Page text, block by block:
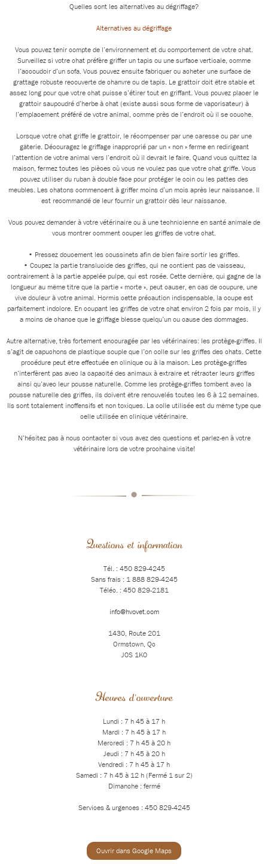
Quelles sont les alternatives au dégriffage?
Alternatives au dégriffage
Vous pouvez tenir compte de l’environnement et du comportement de votre chat.
Surveillez si votre chat préfère griffer un tapis ou une surface verticale, comme
l’accoudoir d’un sofa. Vous pouvez ensuite fabriquer ou acheter une surface de
grattage robuste recouverte de chanvre ou de tapis. Le grattoir doit être stable et
assez long pour que votre chat puisse s’étirer tout en griffant. Vous pouvez placer le
grattoir saupoudré d’herbe à chat (existe aussi sous forme de vaporisateur) à
l’emplacement préféré de votre animal, comme près de l’endroit où il se couche.
Lorsque votre chat griffe le grattoir, le récompenser par une caresse ou par une
gâterie. Découragez le griffage inapproprié par un « non » ferme en redirigeant
l’attention de votre animal vers l’endroit où il devrait le faire. Quand vous quittez la
maison, fermez toutes les pièces où vous ne voulez pas que votre chat griffe. Vous
pouvez utiliser du ruban à double face pour protéger le coin ou les pattes des
meubles. Les chatons commencent à griffer moins d’un mois après leur naissance. Il
est recommandé de leur fournir un grattoir dès leur naissance.
Vous pouvez demander à votre vétérinaire ou à une technicienne en santé animale de
vous montrer comment couper les griffes de votre chat.
• Pressez doucement les coussinets afin de bien faire sortir les griffes.
• Coupez la partie translucide des griffes, qui ne contient pas de vaisseau,
contrairement à la partie appelée pulpe, qui est rosée. Cette dernière, qui gagne de la
longueur au même titre que la partie « morte », peut causer, en cas de coupure, une
vive douleur à votre animal. Hormis cette précaution indispensable, la coupe est
parfaitement indolore. En coupant les griffes de votre chat environ 2 fois par mois, il y
a moins de chance que le griffage blesse quelqu’un ou cause des dommages.
Autre alternative, très fortement encouragée par les vétérinaires: les protège-griffes. Il
s’agit de capuchons de plastique souple que l’on colle sur les griffes des chats. Cette
procédure peut être effectuée en clinique ou à la maison. Les protège-griffes
n’interfèrent pas avec la capacité des animaux à extraire et rétracter leurs griffes
ainsi qu’avec leur pousse naturelle. Comme les protège-griffes tombent avec la
pousse naturelle des griffes, ils doivent être renouvelés toutes les 6 à 12 semaines.
Ils sont totalement inoffensifs et non toxiques. La colle utilisée est du même type que
celle utilisée en clinique vétérinaire.
N’hésitez pas à nous contacter si vous avez des questions et parlez-en à votre
vétérinaire lors de votre prochaine visite!
•
Questions et information
Tél. : 450 829-4245
Sans frais : 1 888 829-4245
Téléc. : 450 829-2181
info@hvovet.com
1430, Route 201
Ormstown, Qc
J0S 1K0
Heures d'ouverture
Lundi : 7 h 45 à 17 h
Mardi : 7 h 45 à 17 h
Mercredi : 7 h 45 à 20 h
Jeudi : 7 h 45 à 20 h
Vendredi : 7 h 45 à 17 h
Samedi : 7 h 45 à 12 h (Fermé 1 sur 2)
Dimanche : fermé
Services & urgences : 450 829-4245
Ouvrir dans Google Maps